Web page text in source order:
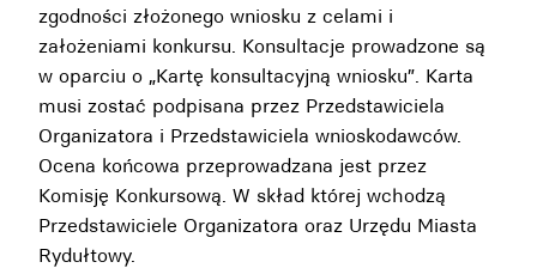
zgodności złożonego wniosku z celami i
założeniami konkursu. Konsultacje prowadzone są
w oparciu o „Kartę konsultacyjną wniosku”. Karta
musi zostać podpisana przez Przedstawiciela
Organizatora i Przedstawiciela wnioskodawców.
Ocena końcowa przeprowadzana jest przez
Komisję Konkursową. W skład której wchodzą
Przedstawiciele Organizatora oraz Urzędu Miasta
Rydułtowy.